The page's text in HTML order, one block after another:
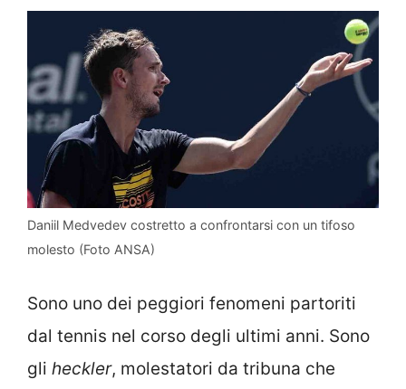
Daniil Medvedev costretto a confrontarsi con un tifoso
molesto (Foto ANSA)
Sono uno dei peggiori fenomeni partoriti
dal tennis nel corso degli ultimi anni. Sono
gli heckler, molestatori da tribuna che